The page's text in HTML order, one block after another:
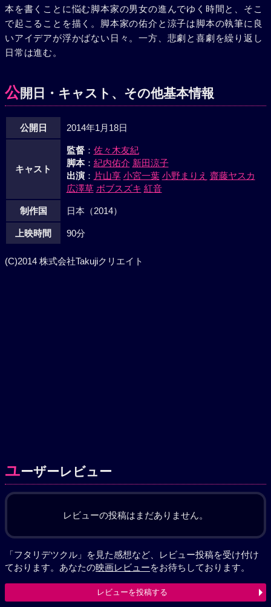
本を書くことに悩む脚本家の男女の進んでゆく時間と、そこ
で起こることを描く。脚本家の佑介と涼子は脚本の執筆に良
いアイデアが浮かばない日々。一方、悲劇と喜劇を繰り返し
日常は進む。
公開日・キャスト、その他基本情報
公開日 2014年1月18日
キャスト
監督： 佐々木友紀
脚本： 紀内佑介 新田涼子
出演： 片山享 小宮一葉 小野まりえ 齋藤ヤスカ
広澤草 ボブスズキ 紅音
制作国 日本（2014）
上映時間 90分
(C)2014 株式会社Takujiクリエイト
ユーザーレビュー
レビューの投稿はまだありません。
「フタリデツクル」を見た感想など、レビュー投稿を受け付け
ております。あなたの映画レビューをお待ちしております。
レビューを投稿する